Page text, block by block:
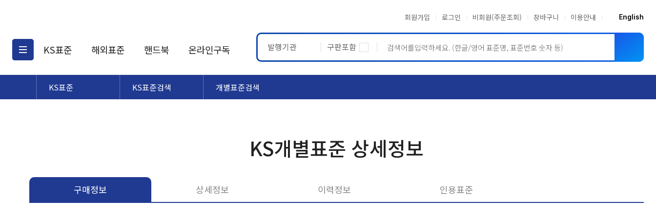
회원가입 로그인 비회원(주문조회) 장바구니 이용안내 English
KS표준
KS표준검색
해외표준
해외표준검색
핸드북 온라인구독 발행기관 구판포함
KS표준 KS표준검색 개별표준검색
KS개별표준 상세정보
구매정보 상세정보 이력정보 인용표준